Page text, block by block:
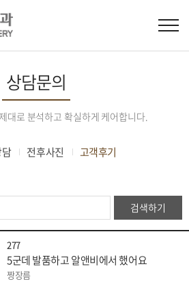
상담문의
대로 분석하고 확실하게 케어합니다.
전후사진 고객후기
검색하기
277
5군데 발품하고 알앤비에서 했어요
짱장름